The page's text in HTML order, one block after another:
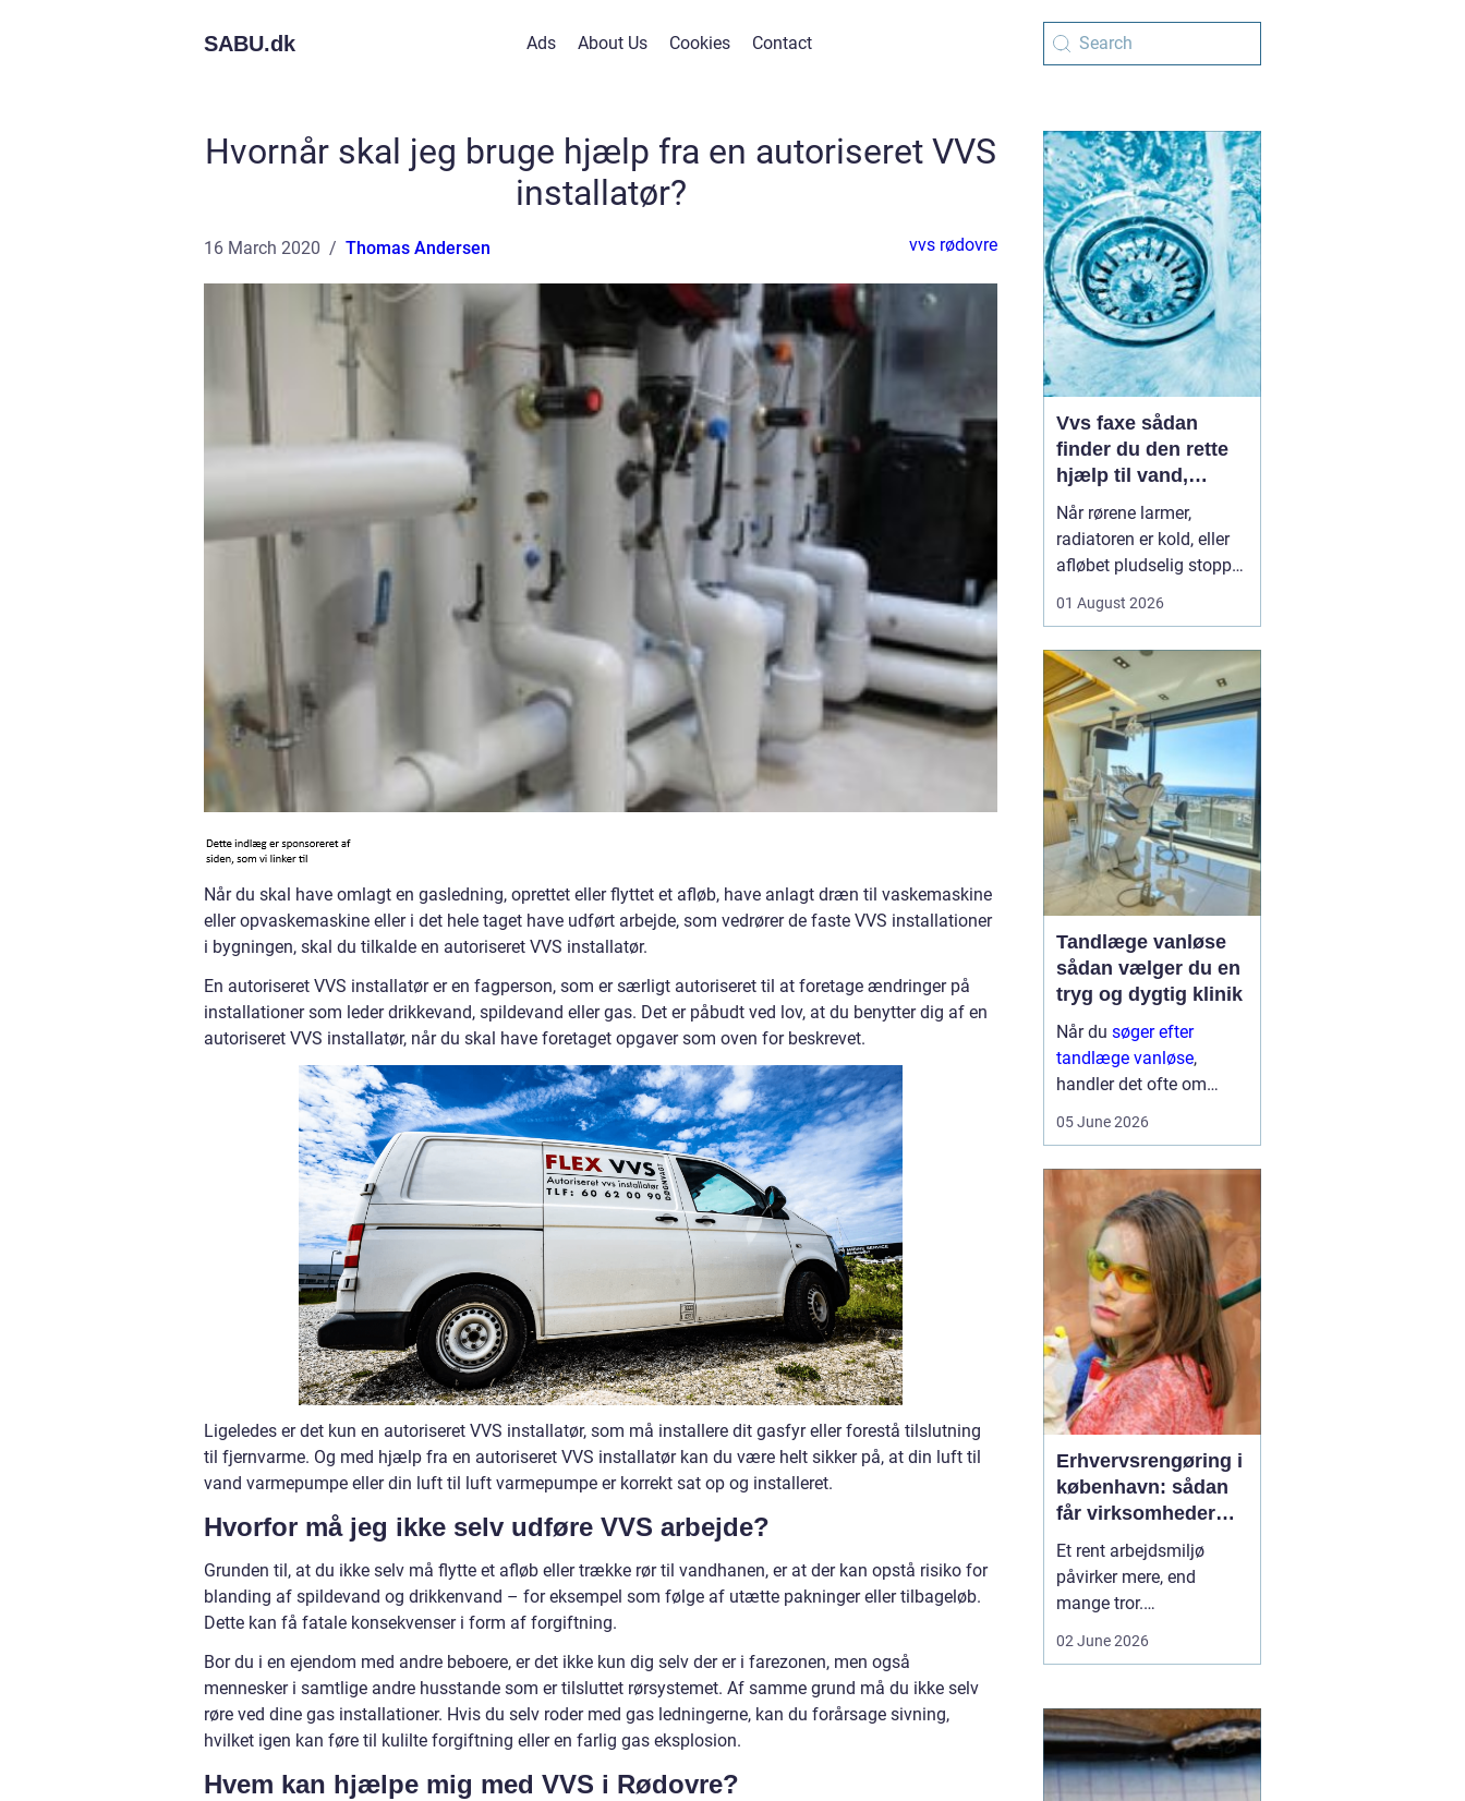
SABU.dk Ads About Us Cookies Contact
Hvornår skal jeg bruge hjælp fra en autoriseret VVS
installatør?
16 March 2020 Thomas Andersen vvs rødovre
Når du skal have omlagt en gasledning, oprettet eller flyttet et afløb, have anlagt dræn til vaskemaskine
eller opvaskemaskine eller i det hele taget have udført arbejde, som vedrører de faste VVS installationer
i bygningen, skal du tilkalde en autoriseret VVS installatør.
En autoriseret VVS installatør er en fagperson, som er særligt autoriseret til at foretage ændringer på
installationer som leder drikkevand, spildevand eller gas. Det er påbudt ved lov, at du benytter dig af en
autoriseret VVS installatør, når du skal have foretaget opgaver som oven for beskrevet.
Ligeledes er det kun en autoriseret VVS installatør, som må installere dit gasfyr eller forestå tilslutning
til fjernvarme. Og med hjælp fra en autoriseret VVS installatør kan du være helt sikker på, at din luft til
vand varmepumpe eller din luft til luft varmepumpe er korrekt sat op og installeret.
Hvorfor må jeg ikke selv udføre VVS arbejde?
Grunden til, at du ikke selv må flytte et afløb eller trække rør til vandhanen, er at der kan opstå risiko for
blanding af spildevand og drikkenvand – for eksempel som følge af utætte pakninger eller tilbageløb.
Dette kan få fatale konsekvenser i form af forgiftning.
Bor du i en ejendom med andre beboere, er det ikke kun dig selv der er i farezonen, men også
mennesker i samtlige andre husstande som er tilsluttet rørsystemet. Af samme grund må du ikke selv
røre ved dine gas installationer. Hvis du selv roder med gas ledningerne, kan du forårsage sivning,
hvilket igen kan føre til kulilte forgiftning eller en farlig gas eksplosion.
Hvem kan hjælpe mig med VVS i Rødovre?
Vvs faxe sådan
finder du den rette
hjælp til vand,
varme og sanitet
Når rørene larmer,
radiatoren er kold, eller
afløbet pludselig stopper
hvor vigtig en
er i hverdagen. I Faxe og
omegn spiller de lokale
VVS-installatører en
central rolle for både
boligejere og virks...
01 August 2026
Tandlæge vanløse
sådan vælger du en
tryg og dygtig klinik
Når du søger efter
tandlæge vanløse,
handler det ofte om
du kan føle dig tryg, blive
taget alvorligt og få
grundig behandling ...
05 June 2026
Erhvervsrengøring i
københavn: sådan
får virksomheder
mere ud af
hverdagen
Et rent arbejdsmiljø
påvirker mere, end
mange tror.
virksomhedens
omdømme hænger tæt
sammen med, hvordan
kontorer, fællesarealer
02 June 2026